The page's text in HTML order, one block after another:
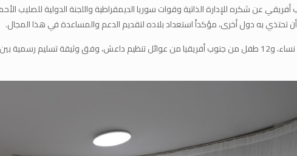
أفريقي عن شكره للإدارة الذاتية وقوات سوريا الديمقراطية واللجنة الدولية
تحتذي به دول أخرى، مؤكداً استعداد بلاده لتقديم الدعم والمساعدة في هذا المجال.
وفي نهاية اللقاء تم تسليم 5 نساء، و12 طفل من جنوب أفريقيا من عوائل تنظيم داعش، وفق